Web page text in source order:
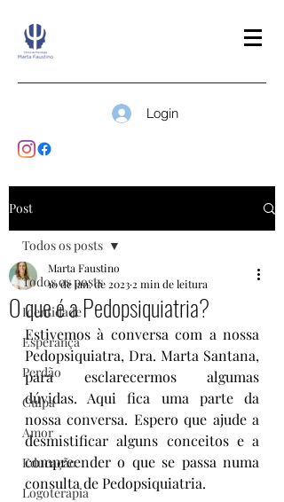
Login
Post
Todos os posts
Identidade
Esperança
Perdão
Culpa
Amor
Educação
Logoterapia
Todos os posts
O que é a Pedopsiquiatria?
Marta Faustino
10 de jan. de 2023 2 min de leitura
Estivemos à conversa com a nossa
Pedopsiquiatra, Dra. Marta Santana,
para esclarecermos algumas
dúvidas. Aqui fica uma parte da
nossa conversa. Espero que ajude a
desmistificar alguns conceitos e a
compreender o que se passa numa
consulta de Pedopsiquiatria.